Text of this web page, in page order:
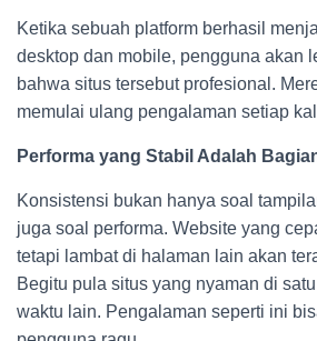
Ketika sebuah platform berhasil
desktop dan mobile, pengguna akan
bahwa situs tersebut profesional.
memulai ulang pengalaman setiap
Performa yang Stabil Adalah
Konsistensi bukan hanya soal
juga soal performa. Website yang
tetapi lambat di halaman lain akan
Begitu pula situs yang nyaman di
waktu lain. Pengalaman seperti ini